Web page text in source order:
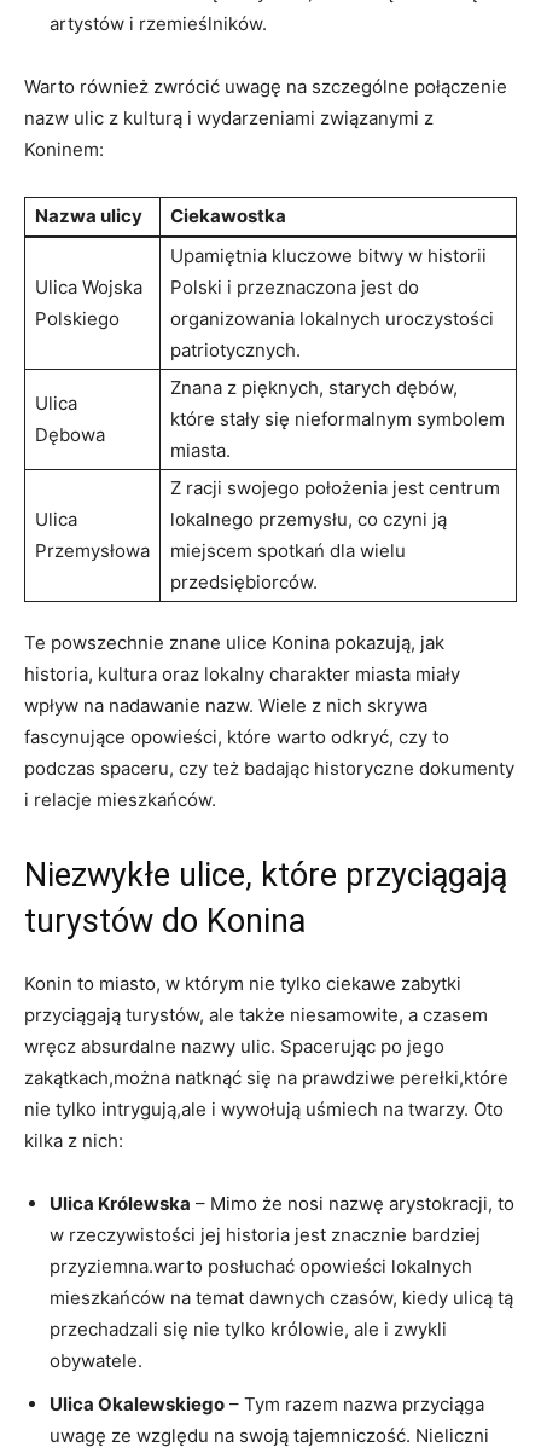
artystów i rzemieślników.
Warto również zwrócić uwagę na ⁢szczególne połączenie
nazw​ ulic z kulturą i wydarzeniami związanymi z
Koninem:
Nazwa ulicy Ciekawostka
Ulica Wojska
Polskiego
Upamiętnia kluczowe bitwy w‍ historii
Polski i przeznaczona jest ​do​
organizowania lokalnych uroczystości
patriotycznych.
Ulica
Dębowa
Znana z pięknych,‍ starych dębów,
które stały⁢ się nieformalnym symbolem
miasta.
Ulica
Przemysłowa
Z racji swojego położenia jest centrum
lokalnego przemysłu,⁤ co‌ czyni ją
miejscem ​spotkań dla wielu
przedsiębiorców.
Te powszechnie znane ⁤ulice Konina pokazują, jak
historia, kultura oraz lokalny charakter miasta miały
wpływ ⁤na nadawanie nazw. Wiele z nich skrywa
fascynujące opowieści, które warto odkryć, czy to
podczas spaceru, czy też badając ‌historyczne dokumenty
i relacje ⁢mieszkańców.
Niezwykłe‍ ulice,‌ które przyciągają
turystów‍ do Konina
Konin to miasto, w ⁢którym nie tylko ​ciekawe zabytki
przyciągają turystów, ale także niesamowite, a czasem
wręcz absurdalne nazwy‍ ulic. Spacerując po jego
zakątkach,można‌ natknąć się‍ na⁤ prawdziwe perełki,które
‌nie tylko intrygują,ale i wywołują‌ uśmiech na twarzy. Oto
kilka z nich:
Ulica Królewska – Mimo że nosi nazwę arystokracji, to
‍w rzeczywistości jej ⁣historia jest⁣ znacznie bardziej
przyziemna.warto posłuchać opowieści lokalnych
⁢mieszkańców⁤ na temat dawnych czasów,⁢ kiedy⁤ ulicą tą⁣
przechadzali się nie tylko królowie, ale i zwykli
obywatele.
Ulica Okalewskiego – Tym razem nazwa przyciąga
uwagę ze względu ⁤na swoją tajemniczość.‌ Nieliczni‌